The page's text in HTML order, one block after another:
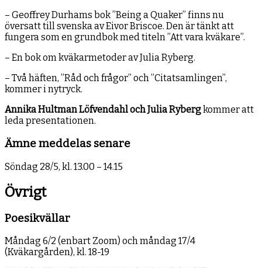
– Geoffrey Durhams bok ”Being a Quaker” finns nu
översatt till svenska av Eivor Briscoe. Den är tänkt att
fungera som en grundbok med titeln ”Att vara kväkare”.
– En bok om kväkarmetoder av Julia Ryberg.
– Två häften, ”Råd och frågor” och ”Citatsamlingen”,
kommer i nytryck.
Annika Hultman Löfvendahl och JuliaRybergkommer att
leda presentationen.
Ämne meddelas senare
Söndag 28/5, kl. 13.00 – 14.15
Övrigt
Poesikvällar
Måndag 6/2 (enbart Zoom) och måndag 17/4
(Kväkargården), kl. 18-19